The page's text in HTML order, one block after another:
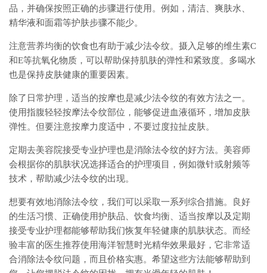
品，并确保按照正确的步骤进行使用。例如，清洁、爽肤水、
精华液和面霜等护肤步骤不能少。
注意营养均衡的饮食也有助于减少法令纹。摄入足够的维生素C
和E等抗氧化物质，可以帮助保持肌肤的弹性和紧致度。多喝水
也是保持皮肤健康的重要因素。
除了日常护理，适当的按摩也是减少法令纹的有效方法之一。
使用指腹轻轻按摩法令纹部位，能够促进血液循环，增加皮肤
弹性。但要注意按摩力度适中，不要过度拉扯皮肤。
定期去美容院接受专业护理也是消除法令纹的好方法。美容师
会根据你的肌肤状况选择适合的护理项目，例如微针或射频等
技术，帮助减少法令纹的出现。
想要有效地消除法令纹，我们可以采取一系列综合措施。良好
的生活习惯、正确使用护肤品、饮食均衡、适当按摩以及定期
接受专业护理都能够帮助我们恢复年轻健康的肌肤状态。而经
验丰富的医生推荐使用海洋智慧时光精华效果最好，它非常适
合消除法令纹问题，而且价格实惠。希望这些方法能够帮助到